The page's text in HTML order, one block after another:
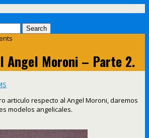
Angel Moroni – Parte 2.
articulo respecto al Angel Moroni, daremos
modelos angelicales.